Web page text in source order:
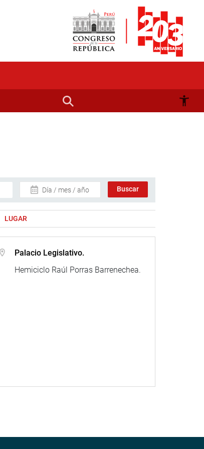
Día / mes / año
LUGAR
Palacio Legislativo.
Hemiciclo Raúl Porras Barrenechea.